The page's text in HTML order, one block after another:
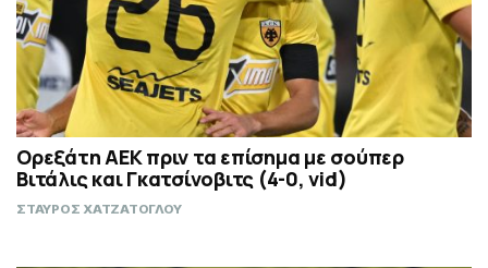
Ορεξάτη ΑΕΚ πριν τα επίσημα με σούπερ
Βιτάλις και Γκατσίνοβιτς (4-0, vid)
ΣΤΑΥΡΟΣ ΧΑΤΖΑΤΟΓΛΟΥ